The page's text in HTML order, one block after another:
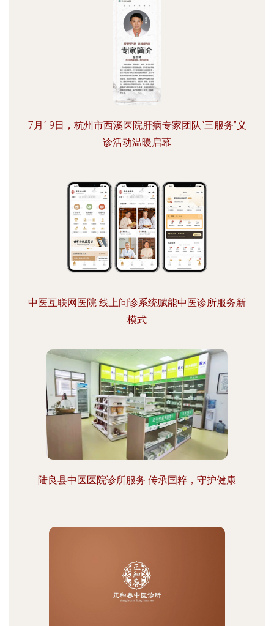
7月19日，杭州市西溪医院肝病专家团队“三服务”义
诊活动温暖启幕
中医互联网医院 线上问诊系统赋能中医诊所服务新
模式
陆良县中医医院诊所服务 传承国粹，守护健康